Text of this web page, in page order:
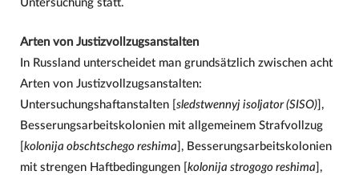
Untersuchung statt.
Arten von Justizvollzugsanstalten
In Russland unterscheidet man grundsätzlich zwischen acht
Arten von Justizvollzugsanstalten:
Untersuchungshaftanstalten [ sledstwennyj isoljator (SISO)],
Besserungsarbeitskolonien mit allgemeinem Strafvollzug
kolonija obschtschego reshima ], Besserungsarbeitskolonien
mit strengen Haftbedingungen [ kolonija strogogo reshima ],